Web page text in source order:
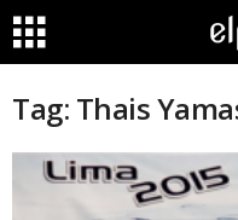
Tag: Thais